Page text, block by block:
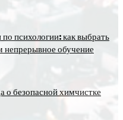
психологии: как выбрать
непрерывное обучение
о безопасной химчистке